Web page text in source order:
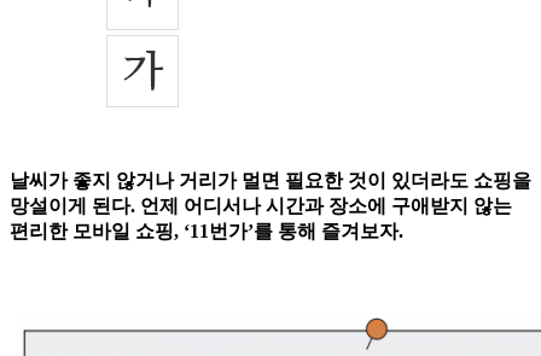
날씨가 좋지 않거나 거리가 멀면 필요한 것이 있더라도 쇼핑을
망설이게 된다. 언제 어디서나 시간과 장소에 구애받지 않는
편리한 모바일 쇼핑, ‘11번가’를 통해 즐겨보자.